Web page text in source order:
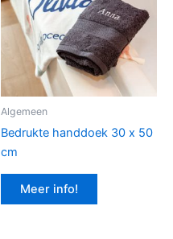
Algemeen
Bedrukte handdoek 30 x 50
cm
Meer info!